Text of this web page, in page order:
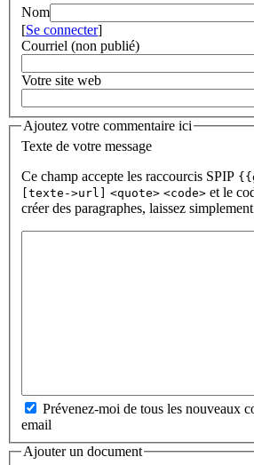
Nom
[Se connecter]
Courriel (non publié)
Votre site web
Ajoutez votre commentaire ici
Texte de votre message
Ce champ accepte les raccourcis SPIP
[texte->url]
<quote> <code> et le
créer des paragraphes, laissez
Prévenez-moi de tous les nouveaux
email
Ajouter un document